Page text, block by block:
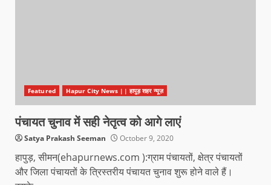
Featured Hapur City News || हापुड़ शहर न्यूज़
पंचायत चुनाव में सही नेतृत्व को आगे लाएं
Satya Prakash Seeman October 9, 2020
हापुड़, सीमन(ehapurnews.com ):ग्राम पंचायतों, क्षेत्र पंचायतों
और जिला पंचायतों के त्रिस्तरीय पंचायत चुनाव शुरू होने वाले हैं।